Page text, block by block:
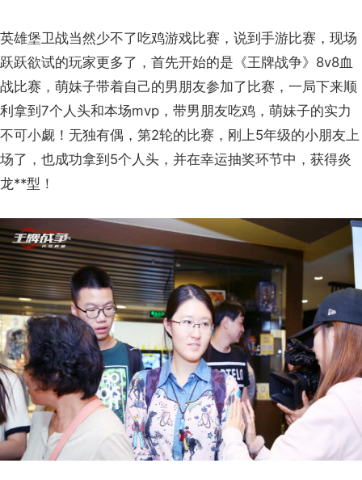
英雄堡卫战当然少不了吃鸡游戏比赛，说到手游比赛，现场
跃跃欲试的玩家更多了，首先开始的是《王牌战争》8v8血
战比赛，萌妹子带着自己的男朋友参加了比赛，一局下来顺
利拿到7个人头和本场mvp，带男朋友吃鸡，萌妹子的实力
不可小觑！无独有偶，第2轮的比赛，刚上5年级的小朋友上
场了，也成功拿到5个人头，并在幸运抽奖环节中，获得炎
龙**型！